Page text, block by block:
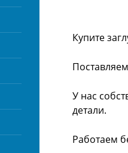
Купите
У нас
детали.
Работаем